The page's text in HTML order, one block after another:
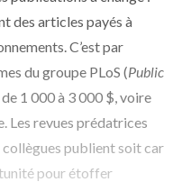
des articles payés à
C’est par
du groupe PLoS (Public
1 000 à 3 000 $, voire
Les revues prédatrices
collègues publient soit car
pour étoffer